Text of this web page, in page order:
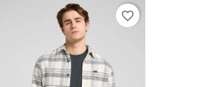
favorite_border